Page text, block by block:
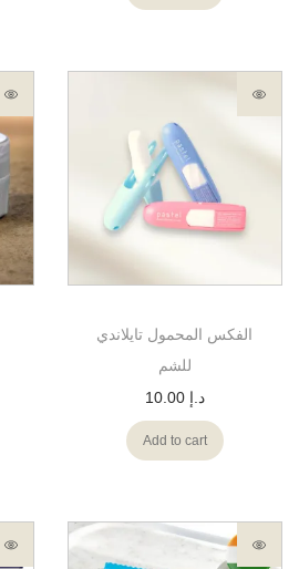
الفكس المحمول تايلاندي
للشم
د.إ 10.00
Add to cart